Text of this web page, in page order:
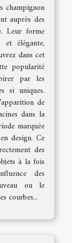
champignon
auprès des
Leur forme
élégante,
dans cet
popularité
par les
si uniques.
de
dans la
marquée
design. Ce
des
à la fois
des
ou le
courbes...